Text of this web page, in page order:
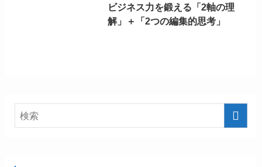
ビジネス力を鍛える「2軸の理
解」＋「2つの編集的思考」